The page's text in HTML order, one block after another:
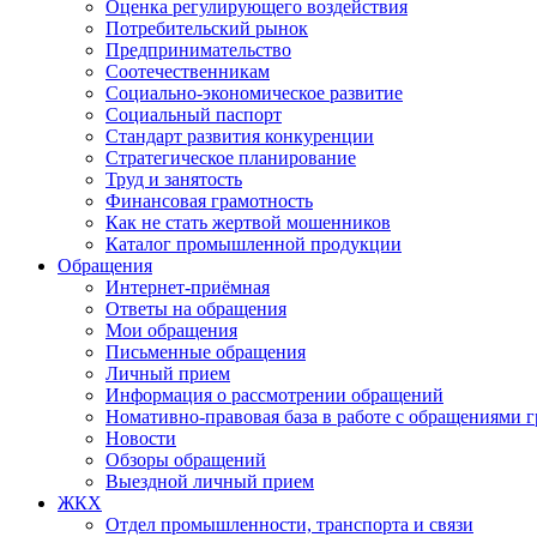
Оценка регулирующего воздействия
Потребительский рынок
Предпринимательство
Соотечественникам
Социально-экономическое развитие
Социальный паспорт
Стандарт развития конкуренции
Стратегическое планирование
Труд и занятость
Финансовая грамотность
Как не стать жертвой мошенников
Каталог промышленной продукции
Обращения
Интернет-приёмная
Ответы на обращения
Мои обращения
Письменные обращения
Личный прием
Информация о рассмотрении обращений
Номативно-правовая база в работе с обращениями
Новости
Обзоры обращений
Выездной личный прием
ЖКХ
Отдел промышленности, транспорта и связи